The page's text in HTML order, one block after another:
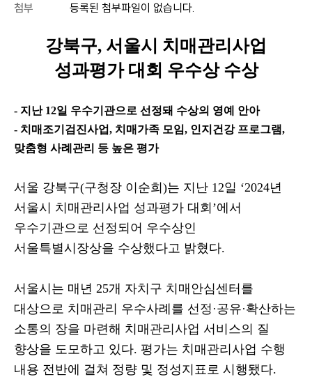
첨부 등록된 첨부파일이 없습니다.
강북구, 서울시 치매관리사업
성과평가 대회 우수상 수상
- 지난 12일 우수기관으로 선정돼 수상의 영예 안아
- 치매조기검진사업, 치매가족 모임, 인지건강 프로그램,
맞춤형 사례관리 등 높은 평가
서울 강북구(구청장 이순희 )는 지난 12일 ‘2024년
서울시 치매관리사업 성과평가 대회 ’에서
우수기관으로 선정되어 우수상인
서울특별시장상을 수상했다고 밝혔다.
서울시는 매년 25개 자치구 치매안심센터를
대상으로 치매관리 우수사례를 선정 ·공유·확산하는
소통의 장을 마련해 치매관리사업 서비스의 질
향상을 도모하고 있다. 평가는 치매관리사업 수행
내용 전반에 걸쳐 정량 및 정성지표로 시행됐다.